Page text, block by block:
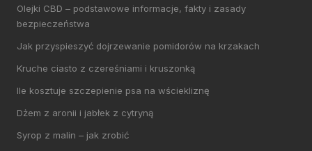
Olejki CBD – podstawowe informacje, fakty i zasady
bezpieczeństwa
Jak przyspieszyć dojrzewanie pomidorów na krzakach
Kruche ciasto z czereśniami i kruszonką
Ile kosztuje szczepienie psa na wściekliznę
Dżem z aronii i jabłek z cytryną
Syrop z malin – jak zrobić